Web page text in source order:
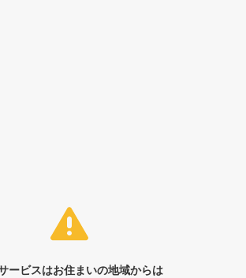
ービスはお住まいの地域からは